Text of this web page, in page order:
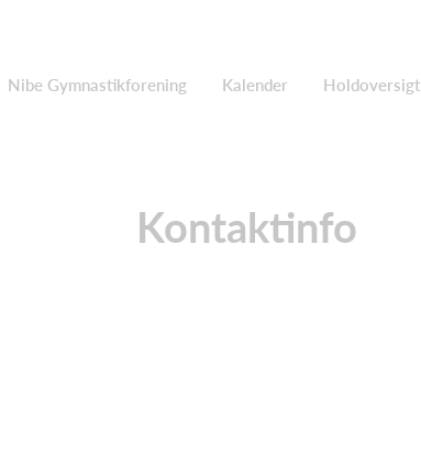
Nibe Gymnastikforening Kalender Holdoversigt
Kontaktinfo